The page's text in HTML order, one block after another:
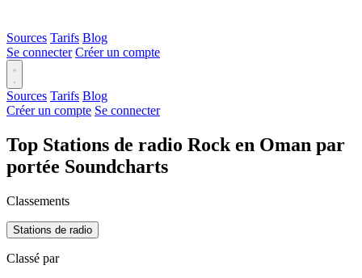
Sources Tarifs Blog
Se connecter Créer un compte
Sources Tarifs Blog
Créer un compte Se connecter
Top Stations de radio Rock en Oman par
portée Soundcharts
Classements
Stations de radio
Classé par